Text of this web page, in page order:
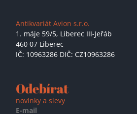
Antikvariát Avion s.r.o.
1. máje 59/5, Liberec III-Jeřáb
460 07 Liberec
IČ: 10963286 DIČ: CZ10963286
Odebírat
novinky a slevy